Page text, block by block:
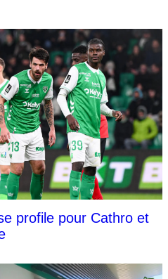
profile pour Cathro et